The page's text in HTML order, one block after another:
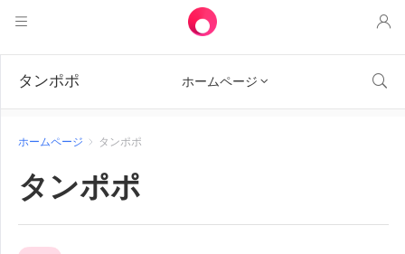
アウェサン
Intelligenteネットワーキング
AweShell
NATトラバーサルエキスパート
ソリューション
ITオペレーション & サポート
リモートワーク
ダウンロード
AweSunパーソナル版
価格
タンポポ ホームページ  
ホームページ タンポポ
タンポポ